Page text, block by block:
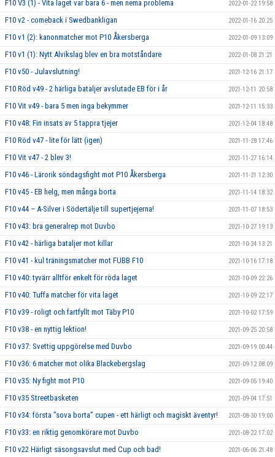
F10 V3 (1) - Vita laget var bara 6 - men nema problema 2022-01-22 19:58
F10 v2 - comeback i Swedbankligan 2022-01-16 20:25
F10 v1 (2): kanonmatcher mot P10 Åkersberga 2022-01-09 13:09
F10 v1 (1): Nytt Alvikslag blev en bra motståndare 2022-01-08 21:21
F10 v50 - Julavslutning! 2021-12-16 21:17
F10 Röd v49 - 2 härliga bataljer avslutade EB för i år 2021-12-11 20:58
F10 Vit v49 - bara 5 men inga bekymmer 2021-12-11 15:33
F10 v48: Fin insats av 5 tappra tjejer 2021-12-04 18:48
F10 Röd v47 - lite för lätt (igen) 2021-11-28 17:46
F10 Vit v47 - 2 blev 3! 2021-11-27 16:14
F10 v46 - Lärorik söndagsfight mot P10 Åkersberga 2021-11-21 12:30
F10 v45 - EB helg, men många borta 2021-11-14 18:32
F10 v44 – A-Silver i Södertälje till supertjejerna! 2021-11-07 18:53
F10 v43: bra generalrep mot Duvbo 2021-10-27 19:13
F10 v42 - härliga bataljer mot killar 2021-10-24 13:21
F10 v41 - kul träningsmatcher mot FUBB F10 2021-10-16 17:18
F10 v40: tyvärr alltför enkelt för röda laget 2021-10-09 22:26
F10 v40: Tuffa matcher för vita laget 2021-10-09 22:17
F10 v39 - roligt och fartfyllt mot Täby P10 2021-10-02 17:59
F10 v38 - en nyttig lektion! 2021-09-25 20:58
F10 v37: Svettig uppgörelse med Duvbo 2021-09-19 00:44
F10 v36: 6 matcher mot olika Blackebergslag 2021-09-12 08:09
F10 v35: Ny fight mot P10 2021-09-05 19:40
F10 v35 Streetbasketen 2021-09-04 17:51
F10 v34: första ”sova borta” cupen - ett härligt och magiskt äventyr! 2021-08-30 19:00
F10 v33: en riktig genomkörare mot Duvbo 2021-08-22 17:02
F10 v22 Härligt säsongsavslut med Cup och bad! 2021-06-06 21:48